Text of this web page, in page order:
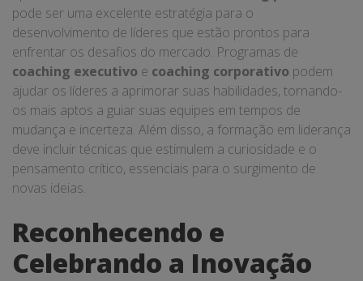
pode ser uma excelente estratégia para o
desenvolvimento de líderes que estão prontos para
enfrentar os desafios do mercado. Programas de
coaching executivo e coaching corporativo podem
ajudar os líderes a aprimorar suas habilidades, tornando-
os mais aptos a guiar suas equipes em tempos de
mudança e incerteza. Além disso, a formação em liderança
deve incluir técnicas que estimulem a curiosidade e o
pensamento crítico, essenciais para o surgimento de
novas ideias.
Reconhecendo e
Celebrando a Inovação